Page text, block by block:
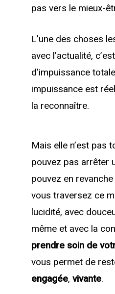
pas vers le mieux-
L’une des choses
avec l’actualité,
d’impuissance
impuissance est
la reconnaître.
Mais elle n’est pas
pouvez pas arrêter
pouvez en revanche
vous traversez ce
lucidité, avec
même et avec la
prendre soin de
vous permet de
engagée, vivante.